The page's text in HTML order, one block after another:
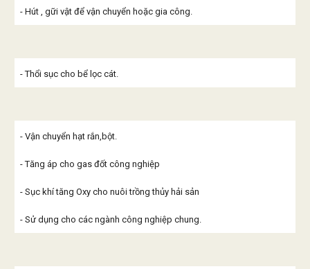
- Hút , gữi vật để vận chuyển hoặc gia công.
- Thổi sục cho bể lọc cát.
- Vận chuyển hạt rắn,bột.
- Tăng áp cho gas đốt công nghiệp
- Sục khí tăng Oxy cho nuôi trồng thủy hải sản
- Sử dụng cho các ngành công nghiệp chung.